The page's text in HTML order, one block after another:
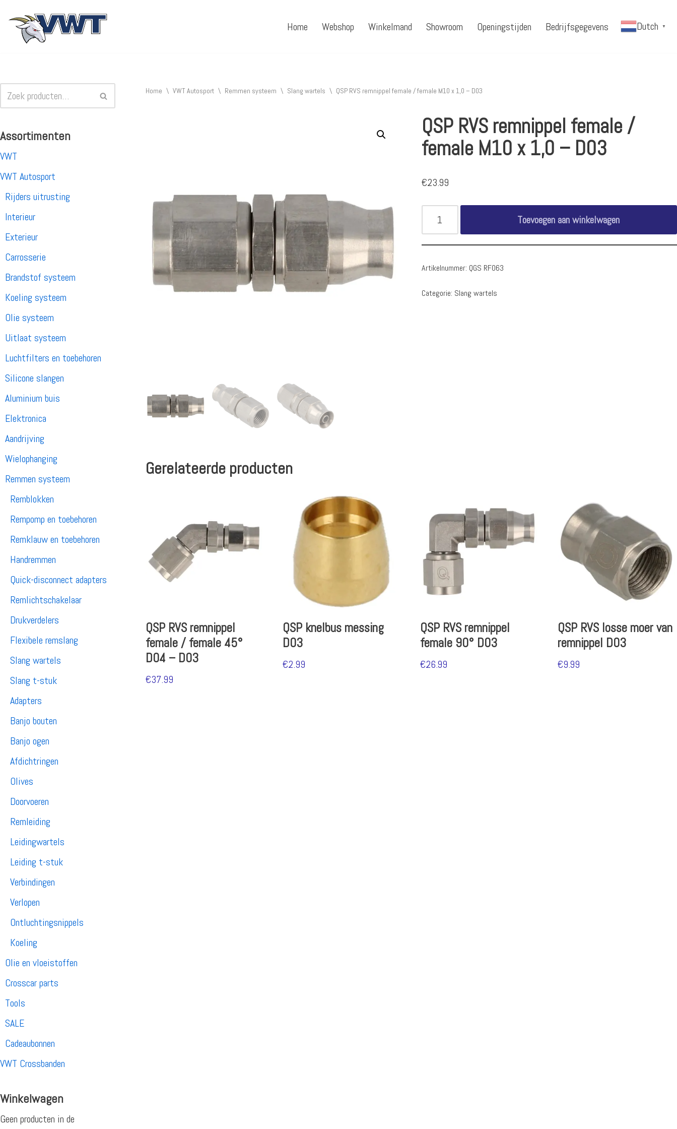
Ga
Home Webshop Winkelmand Showroom Openingstijden Bedrijfsgegevens Dutch ▼
Assortimenten
VWT
VWT Autosport
Rijders uitrusting
Interieur
Exterieur
Carrosserie
Brandstof systeem
Koeling systeem
Olie systeem
Uitlaat systeem
Luchtfilters en toebehoren
Silicone slangen
Aluminium buis
Elektronica
Aandrijving
Wielophanging
Remmen systeem
Remblokken
Rempomp en toebehoren
Remklauw en toebehoren
Handremmen
Quick-disconnect adapters
Remlichtschakelaar
Drukverdelers
Flexibele remslang
Slang wartels
Slang t-stuk
Adapters
Banjo bouten
Banjo ogen
Afdichtringen
Olives
Doorvoeren
Remleiding
Leidingwartels
Leiding t-stuk
Verbindingen
Verlopen
Ontluchtingsnippels
Koeling
Olie en vloeistoffen
Crosscar parts
Tools
SALE
Cadeaubonnen
VWT Crossbanden
Winkelwagen
Geen producten in de
Home \ VWT Autosport \ Remmen systeem \ Slang wartels \ QSP RVS remnippel female / female M10 x 1,0 – D03
QSP RVS remnippel female /
female M10 x 1,0 – D03
€23.99
Toevoegen aan winkelwagen
Artikelnummer: QGS RF063
Categorie: Slang wartels
Gerelateerde producten
QSP RVS remnippel
female / female 45°
D04 – D03
€37.99
QSP knelbus messing
D03
€2.99
QSP RVS remnippel
female 90° D03
€26.99
QSP RVS losse moer van
remnippel D03
€9.99